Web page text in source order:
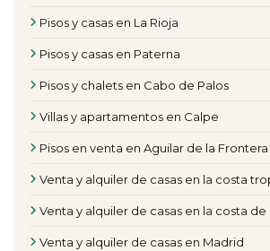
Pisos y casas en La Rioja
Pisos y casas en Paterna
Pisos y chalets en Cabo de Palos
Villas y apartamentos en Calpe
Pisos en venta en Aguilar de la
Venta y alquiler de casas en la costa
Venta y alquiler de casas en la costa de
Venta y alquiler de casas en Madrid